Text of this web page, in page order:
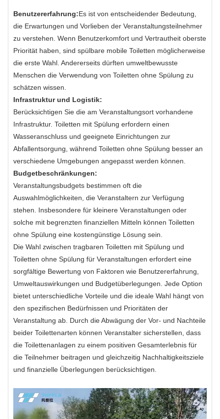
Benutzererfahrung:Es ist von entscheidender Bedeutung,
die Erwartungen und Vorlieben der Veranstaltungsteilnehmer
zu verstehen. Wenn Benutzerkomfort und Vertrautheit oberste
Priorität haben, sind spülbare mobile Toiletten möglicherweise
die erste Wahl. Andererseits dürften umweltbewusste
Menschen die Verwendung von Toiletten ohne Spülung zu
schätzen wissen.
Infrastruktur und Logistik:
Berücksichtigen Sie die am Veranstaltungsort vorhandene
Infrastruktur. Toiletten mit Spülung erfordern einen
Wasseranschluss und geeignete Einrichtungen zur
Abfallentsorgung, während Toiletten ohne Spülung besser an
verschiedene Umgebungen angepasst werden können.
Budgetbeschränkungen:
Veranstaltungsbudgets bestimmen oft die
Auswahlmöglichkeiten, die Veranstaltern zur Verfügung
stehen. Insbesondere für kleinere Veranstaltungen oder
solche mit begrenzten finanziellen Mitteln können Toiletten
ohne Spülung eine kostengünstige Lösung sein.
Die Wahl zwischen tragbaren Toiletten mit Spülung und
Toiletten ohne Spülung für Veranstaltungen erfordert eine
sorgfältige Bewertung von Faktoren wie Benutzererfahrung,
Umweltauswirkungen und Budgetüberlegungen. Jede Option
bietet unterschiedliche Vorteile und die ideale Wahl hängt von
den spezifischen Bedürfnissen und Prioritäten der
Veranstaltung ab. Durch die Abwägung der Vor- und Nachteile
beider Toilettenarten können Veranstalter sicherstellen, dass
die Toilettenanlagen zu einem positiven Gesamterlebnis für
die Teilnehmer beitragen und gleichzeitig Nachhaltigkeitsziele
und finanzielle Überlegungen berücksichtigen.